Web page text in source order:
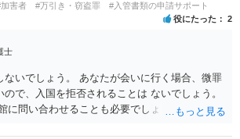
害者 #万引き・窃盗罪 #入管書類の申請サポート
役にたった 2
士
ないでしょう。 あなたが会いに行く場合、微罪
で、入国を拒否されることは ないでしょう。
に問い合わせることも必要でしょう。